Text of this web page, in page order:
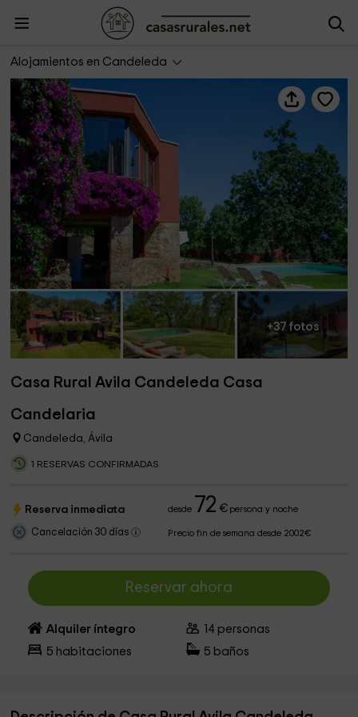
Alojamientos en Candeleda
Casa Rural Avila Candeleda Casa Candelaria
+37 fotos
Casa Rural Avila Candeleda Casa
Candelaria
Candeleda, Ávila
1 RESERVAS CONFIRMADAS
Reserva inmediata desde 72 €persona y noche
Cancelación 30 días Precio fin de semana desde 2002€
Reservar ahora
Alquiler íntegro 14 personas
5 habitaciones 5 baños